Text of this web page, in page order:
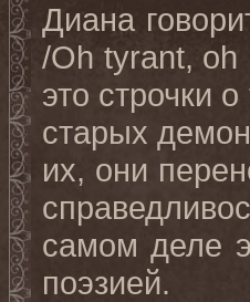
Диана
/Oh tyrant, oh
это строчки
старых
их, они
самом деле
поэзией.